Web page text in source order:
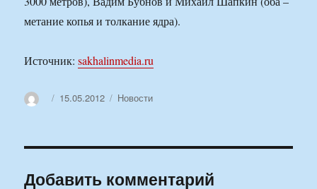
метание копья и толкание ядра).
Источник:sakhalinmedia.ru
АвторОпубликовано
15.05.2012 Рубрики
Новости
Добавить комментарий